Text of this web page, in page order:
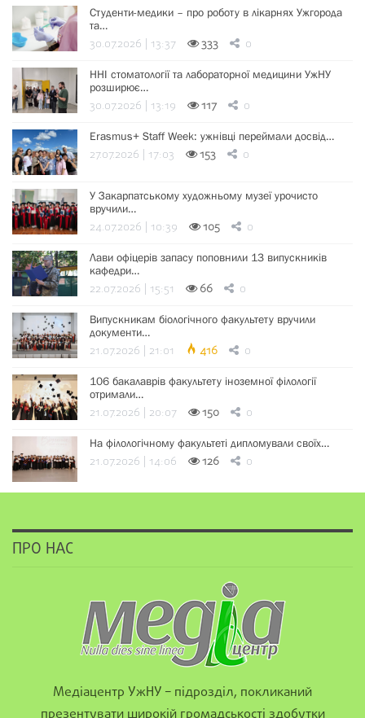
Студенти-медики – про роботу в лікарнях Ужгорода
та…
30.07.2026 | 13:37 333 0
ННІ стоматології та лабораторної медицини УжНУ
розширює…
30.07.2026 | 13:19 117 0
Erasmus+ Staff Week: ужнівці переймали досвід…
27.07.2026 | 17:03 153 0
У Закарпатському художньому музеї урочисто
вручили…
24.07.2026 | 10:39 105 0
Лави офіцерів запасу поповнили 13 випускників
кафедри…
22.07.2026 | 15:51 66 0
Випускникам біологічного факультету вручили
документи…
21.07.2026 | 21:01 416 0
106 бакалаврів факультету іноземної філології
отримали…
21.07.2026 | 20:07 150 0
На філологічному факультеті дипломували своїх…
21.07.2026 | 14:06 126 0
ПРО НАС
Медіацентр УжНУ – підрозділ, покликаний